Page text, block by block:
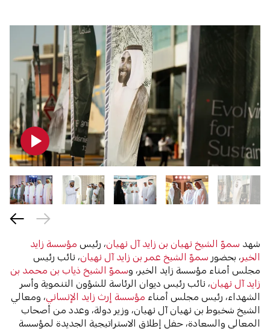
شهد سموّ الشيخ نهيان بن زايد آل نهيان، رئيس مؤسسة زايد
الخير، بحضور سموّ الشيخ عمر بن زايد آل نهيان، نائب رئيس
مجلس أمناء مؤسسة زايد الخير، وسموّ الشيخ ذياب بن محمد بن
زايد آل نهيان، نائب رئيس ديوان الرئاسة للشؤون التنموية وأسر
الشهداء، رئيس مجلس أمناء مؤسسة إرث زايد الإنساني، ومعالي
الشيخ شخبوط بن نهيان آل نهيان، وزير دولة، وعدد من أصحاب
المعالي والسعادة، حفل إطلاق الاستراتيجية الجديدة لمؤسسة